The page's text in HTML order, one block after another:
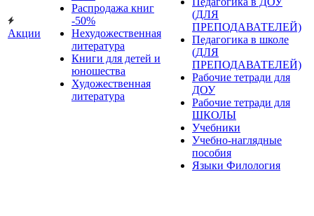
Акции
Распродажа книг
-50%
Нехудожественная
литература
Книги для детей и
юношества
Художественная
литература
(ДЛЯ
ПРЕПОДАВАТЕЛЕЙ)
Педагогика в школе
(ДЛЯ
ПРЕПОДАВАТЕЛЕЙ)
Рабочие тетради для
ДОУ
Рабочие тетради для
ШКОЛЫ
Учебники
Учебно-наглядные
пособия
Языки Филология